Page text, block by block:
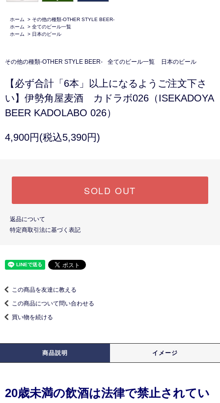
ホーム > その他の種類-OTHER STYLE BEER-
ホーム
> 全てのビール一覧
ホーム
> 日本のビール
その他の種類-OTHER STYLE BEER- 全てのビール一覧 日本のビール
【必ず合計「6本」以上になるようご注文下さ
い】伊勢角屋麦酒 カドラボ026（ISEKADOYA
BEER KADOLABO 026）
4,900円(税込5,390円)
SOLD OUT
返品について
特定商取引法に基づく表記
この商品を友達に教える
この商品について問い合わせる
買い物を続ける
商品説明 イメージ
20歳未満の飲酒は法律で禁止されてい